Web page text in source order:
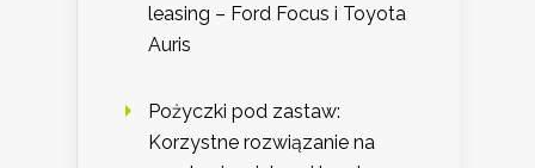
leasing – Ford Focus i Toyota
Auris
Pożyczki pod zastaw:
Korzystne rozwiązanie na